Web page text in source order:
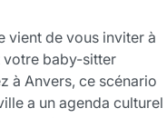
vient de vous inviter à
votre baby-sitter
à Anvers, ce scénario
a un agenda culturel